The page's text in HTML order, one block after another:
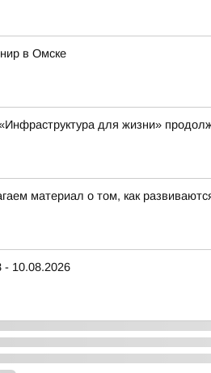
в Омске
для жизни»
материал о том, как
10.08.2026